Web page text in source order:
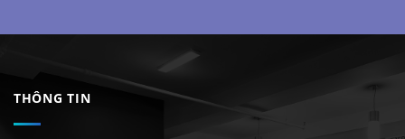
THÔNG TIN